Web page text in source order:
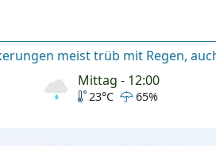
meist trüb mit Regen,
Mittag - 12:00
23°C 65%